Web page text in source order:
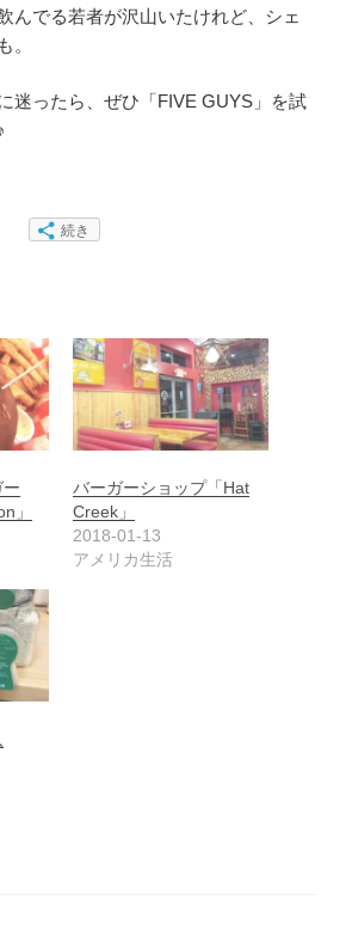
んでる若者が沢山いたけれど、シェ
。
迷ったら、ぜひ「FIVE GUYS」を試
続き
」
バーガーショップ「Hat
Creek」
2018-01-13
アメリカ生活